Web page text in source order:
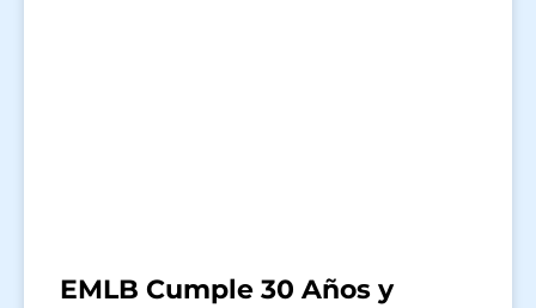
EMLB Cumple 30 Años y